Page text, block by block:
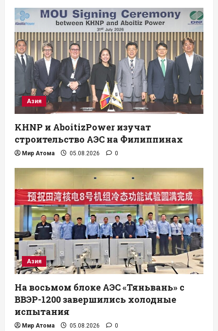
Азия
KHNP и AboitizPower изучат
строительство АЭС на Филиппинах
Мир Атома 05.08.2026 0
Азия
На восьмом блоке АЭС «Тяньвань» с
ВВЭР-1200 завершились холодные
испытания
Мир Атома 05.08.2026 0